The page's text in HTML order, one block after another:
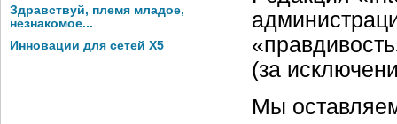
Здравствуй, племя младое,
незнакомое...
Инновации для сетей X5
(за
Мы